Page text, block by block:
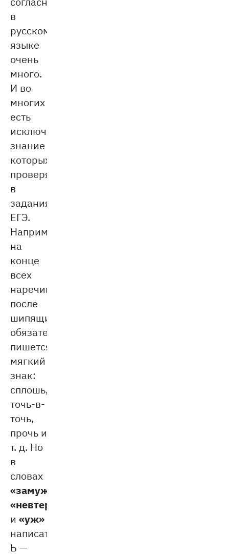
в
русском
языке
очень
много.
И во
многих
есть
исключения,
знание
которых
проверяется
в
заданиях
ЕГЭ.
Например,
на
конце
всех
наречий
после
шипящих
обязательно
пишется
мягкий
знак:
сплошь,
точь-в-
точь,
прочь и
т. д. Но
в
словах
«замуж»
«невтерпёж»
и «уж»
написать
Ь —